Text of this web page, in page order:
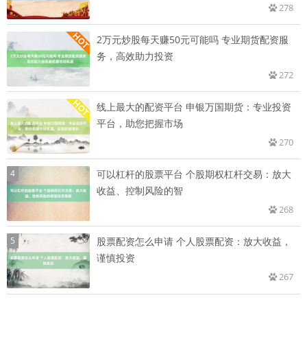
278
2万元炒股每天赚50元可能吗 专业期货配资服
务，高效助力投资
272
线上最大的配资平台 申银万国期货：专业投资
平台，助您把握市场
270
4
可以杠杆的股票平台 个股期权杠杆交易：放大
收益、控制风险的智
268
5
股票配资怎么申请 个人股票配资：放大收益，
谨慎投资
267